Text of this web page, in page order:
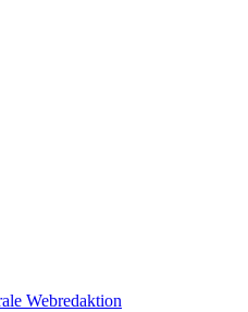
Webredaktion